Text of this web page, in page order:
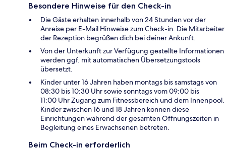
Besondere Hinweise für den Check-in
Die Gäste erhalten innerhalb von 24 Stunden vor der
Anreise per E-Mail Hinweise zum Check-in. Die Mitarbeiter
der Rezeption begrüßen dich bei deiner Ankunft.
Von der Unterkunft zur Verfügung gestellte Informationen
werden ggf. mit automatischen Übersetzungstools
übersetzt.
Kinder unter 16 Jahren haben montags bis samstags von
08:30 bis 10:30 Uhr sowie sonntags vom 09:00 bis
11:00 Uhr Zugang zum Fitnessbereich und dem Innenpool.
Kinder zwischen 16 und 18 Jahren können diese
Einrichtungen während der gesamten Öffnungszeiten in
Begleitung eines Erwachsenen betreten.
Beim Check-in erforderlich